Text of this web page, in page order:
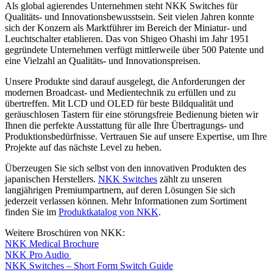
Als global agierendes Unternehmen steht NKK Switches für
Qualitäts- und Innovationsbewusstsein. Seit vielen Jahren konnte
sich der Konzern als Marktführer im Bereich der Miniatur- und
Leuchtschalter etablieren. Das von Shigeo Ohashi im Jahr 1951
gegründete Unternehmen verfügt mittlerweile über 500 Patente und
eine Vielzahl an Qualitäts- und Innovationspreisen.
Unsere Produkte sind darauf ausgelegt, die Anforderungen der
modernen Broadcast- und Medientechnik zu erfüllen und zu
übertreffen. Mit LCD und OLED für beste Bildqualität und
geräuschlosen Tastern für eine störungsfreie Bedienung bieten wir
Ihnen die perfekte Ausstattung für alle Ihre Übertragungs- und
Produktionsbedürfnisse. Vertrauen Sie auf unsere Expertise, um Ihre
Projekte auf das nächste Level zu heben.
Überzeugen Sie sich selbst von den innovativen Produkten des
japanischen Herstellers. NKK Switches zählt zu unseren
langjährigen Premiumpartnern, auf deren Lösungen Sie sich
jederzeit verlassen können. Mehr Informationen zum Sortiment
finden Sie im Produktkatalog von NKK.
Weitere Broschüren von NKK:
NKK Medical Brochure
NKK Pro Audio
NKK Switches – Short Form Switch Guide